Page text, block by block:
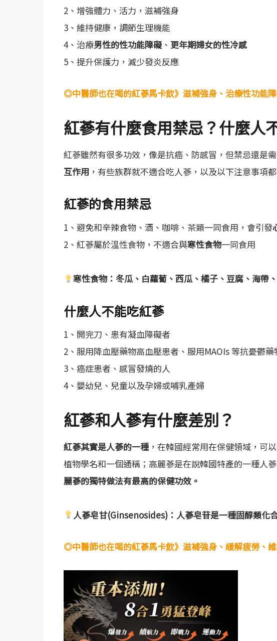
2、增強體力、活力，滋補強身
3、維持健康，調節生理機能
4、治療男性的性功能障礙 、 更年期婦女的性冷感
5、提升保護力，減少發炎反應
◎中醫師也在喝的紅蔘馬卡飲》滋補強身、治療性功能
紅蔘有什麼食用禁忌？什麼人
紅蔘雖然有很多功效，像是抗癌、防感冒，但禁忌還是
互作用 ，有些族群就不適合吃人蔘，以及以下注意事項
紅蔘的食用禁忌
1、避免和辛辣食物、酒、咖啡、茶類一同食用，會引發
2、紅蔘屬於溫性食物，不適合與寒性食物一同食用
寒性食物：冬瓜、白蘿蔔、西瓜、橘子、豆腐、海帶
什麼人不能吃紅蔘
1、開完刀、患有凝血障礙者
2、服用降血壓藥物高血壓患者、服用MAOIs 等抗憂鬱藥
3、癌症患者、感冒發燒的人
4、嬰幼兒、兒童以及孕婦或哺乳產婦
紅蔘和人蔘有什麼差別？
紅蔘其實是人蔘的一種 ，在韓國經常用在保健領域，可
植物學名和一個通稱；高麗蔘是在說韓國特產的一種人
麗蔘的獨特做法有最高的保健功效。
人蔘皂甘(Ginsenosides)：人蔘皂苷是一種固醇類化
◎中醫師也在喝的紅蔘馬卡飲》滋補強身、緩解疲勞、